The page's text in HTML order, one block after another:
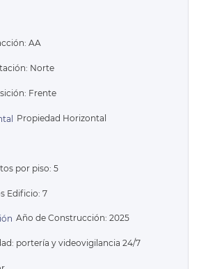
AA
Norte
Frente
Propiedad Horizontal
por piso: 5
Edificio: 7
Año de Construcción: 2025
portería y videovigilancia 24/7